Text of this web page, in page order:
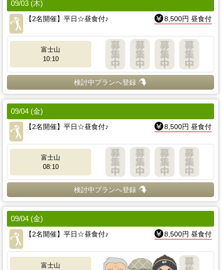
09/03 (木)
【2名開催】平日☆昼食付♪
8,500円 昼食付
富士山
10:10
検討中プランへ登録
09/04 (金)
【2名開催】平日☆昼食付♪
8,500円 昼食付
富士山
08:10
検討中プランへ登録
09/04 (金)
【2名開催】平日☆昼食付♪
8,500円 昼食付
富士山